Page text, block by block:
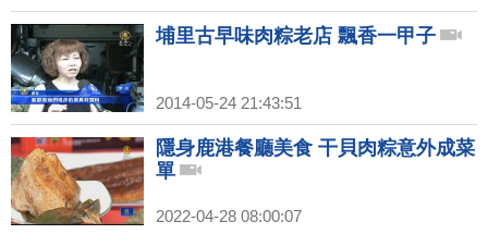
埔里古早味肉粽老店 飄香一甲子
2014-05-24 21:43:51
隱身鹿港餐廳美食 干貝肉粽意外成菜
單
2022-04-28 08:00:07